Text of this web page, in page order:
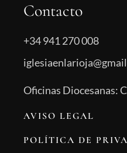
Contacto
+34 941 270 008
Oficinas Diocesanas:
AVISO LEGAL
POLÍTICA DE